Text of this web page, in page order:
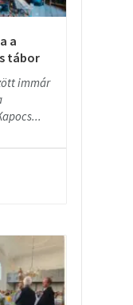
a
tábor
immár